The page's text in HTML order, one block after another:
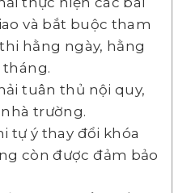
và bắt buộc tham
hằng ngày, hằng
tuân thủ nội quy,
trường.
tự ý thay đổi khóa
còn được đảm bảo